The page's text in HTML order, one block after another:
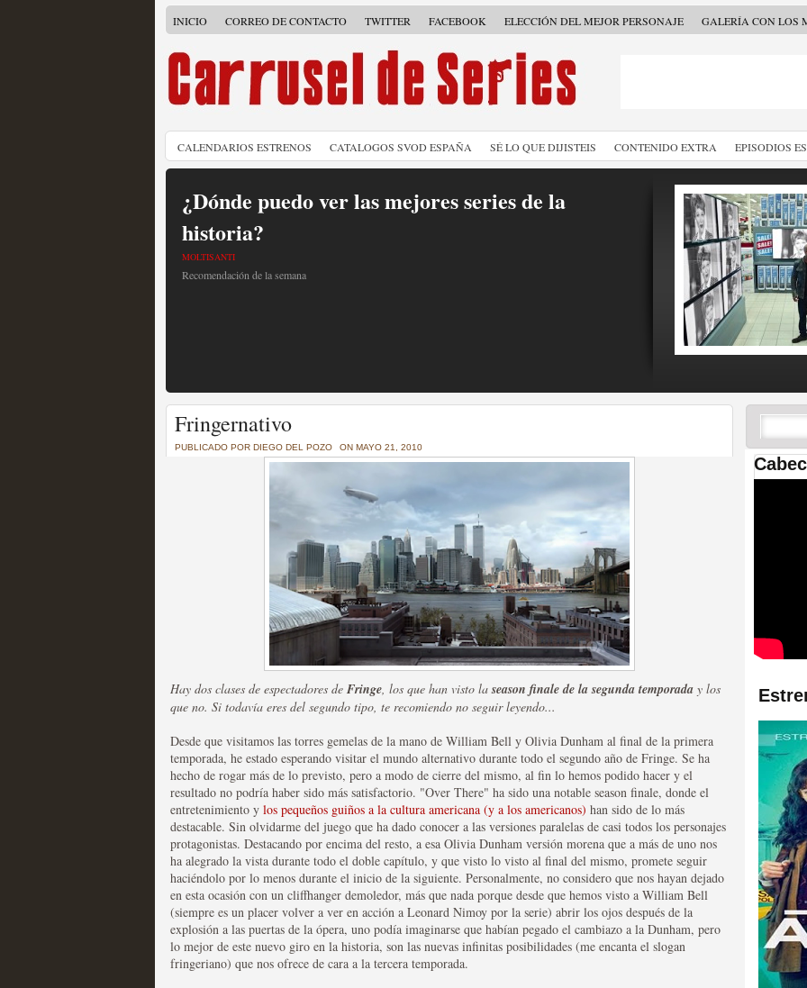
INICIO CORREO DE CONTACTO TWITTER FACEBOOK ELECCIÓN DEL MEJOR PERSONAJE GALERÍA CON LOS
CALENDARIOS ESTRENOS CATALOGOS SVOD ESPAÑA SÉ LO QUE DIJISTEIS CONTENIDO EXTRA EPISODIOS
¿Dónde puedo ver las mejores series de la
historia?
MOLTISANTI
Recomendación de la semana
Un recorrido por todas las temporadas de Game
of Thrones a través de sus mejores tráilers
La burbuja de los jugadores de la ficción
MOLTISANTI
Recomendación de la semana
Las series disponibles en las plataformas SVOD
tienen fecha de caducidad
Recomendación de la semana
Fringernativo
PUBLICADO POR DIEGO DEL POZO ON MAYO 21, 2010
Hay dos clases de espectadores de Fringe, los que han visto laseason finale de la segunda temporada y los
que no. Si todavía eres del segundo tipo, te recomiendo no seguir leyendo...
Desde que visitamos las torres gemelas de la mano de William Bell y Olivia Dunham al final de la primera
temporada, he estado esperando visitar el mundo alternativo durante todo el segundo año de Fringe. Se ha
hecho de rogar más de lo previsto, pero a modo de cierre del mismo, al fin lo hemos podido hacer y el
resultado no podría haber sido más satisfactorio. "Over There" ha sido una notable season finale, donde el
entretenimiento y los pequeños guiños a la cultura americana (y a los americanos) han sido de lo más
destacable. Sin olvidarme del juego que ha dado conocer a las versiones paralelas de casi todos los personajes
protagonistas. Destacando por encima del resto, a esa Olivia Dunham versión morena que a más de uno nos
ha alegrado la vista durante todo el doble capítulo, y que visto lo visto al final del mismo, promete seguir
haciéndolo por lo menos durante el inicio de la siguiente. Personalmente, no considero que nos hayan dejado
en esta ocasión con un cliffhanger demoledor, más que nada porque desde que hemos visto a William Bell
(siempre es un placer volver a ver en acción a Leonard Nimoy por la serie) abrir los ojos después de la
explosión a las puertas de la ópera, uno podía imaginarse que habían pegado el cambiazo a la Dunham, pero
lo mejor de este nuevo giro en la historia, son las nuevas infinitas posibilidades (me encanta el slogan
fringeriano) que nos ofrece de cara a la tercera temporada.